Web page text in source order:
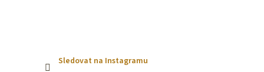
Sledovat na Instagramu